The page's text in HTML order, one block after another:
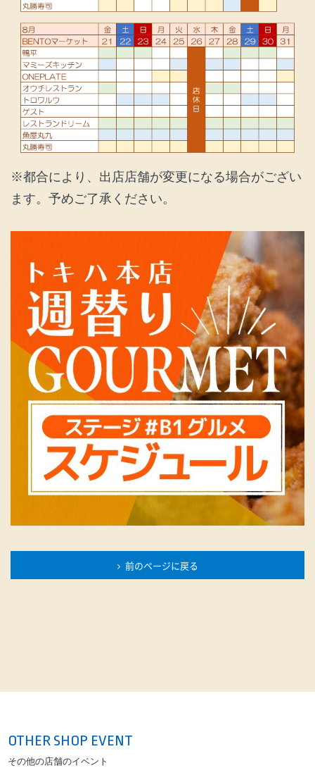
※都合により、出店店舗が変更になる場合がござい
ます。予めご了承ください。
前のページに戻る
OTHER SHOP EVENT
その他の店舗のイベント